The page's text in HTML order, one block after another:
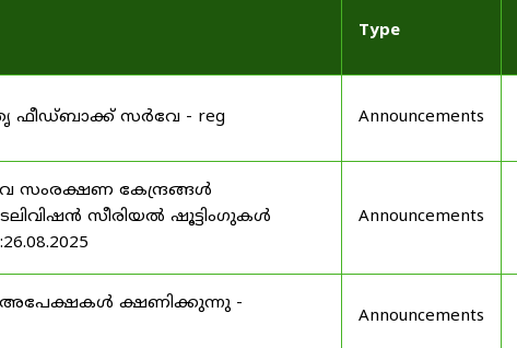
Type
ഫീഡ്‌ബാക്ക് സർവേ - reg Announcements
സംരക്ഷണ കേന്ദ്രങ്ങൾ
സീരിയൽ ഷൂട്ടിംഗുകൾ
Announcements
അപേക്ഷകൾ ക്ഷണിക്കുന്നു -
Announcements